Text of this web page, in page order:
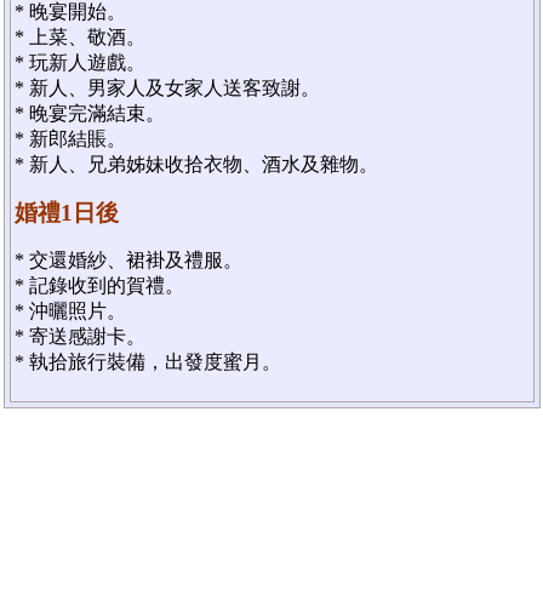
* 晚宴開始。
* 上菜、敬酒。
* 玩新人遊戲。
* 新人、男家人及女家人送客致謝。
* 晚宴完滿結束。
* 新郎結賬。
* 新人、兄弟姊妹收拾衣物、酒水及雜物。
婚禮1日後
* 交還婚紗、裙褂及禮服。
* 記錄收到的賀禮。
* 沖曬照片。
* 寄送感謝卡。
* 執拾旅行裝備，出發度蜜月。